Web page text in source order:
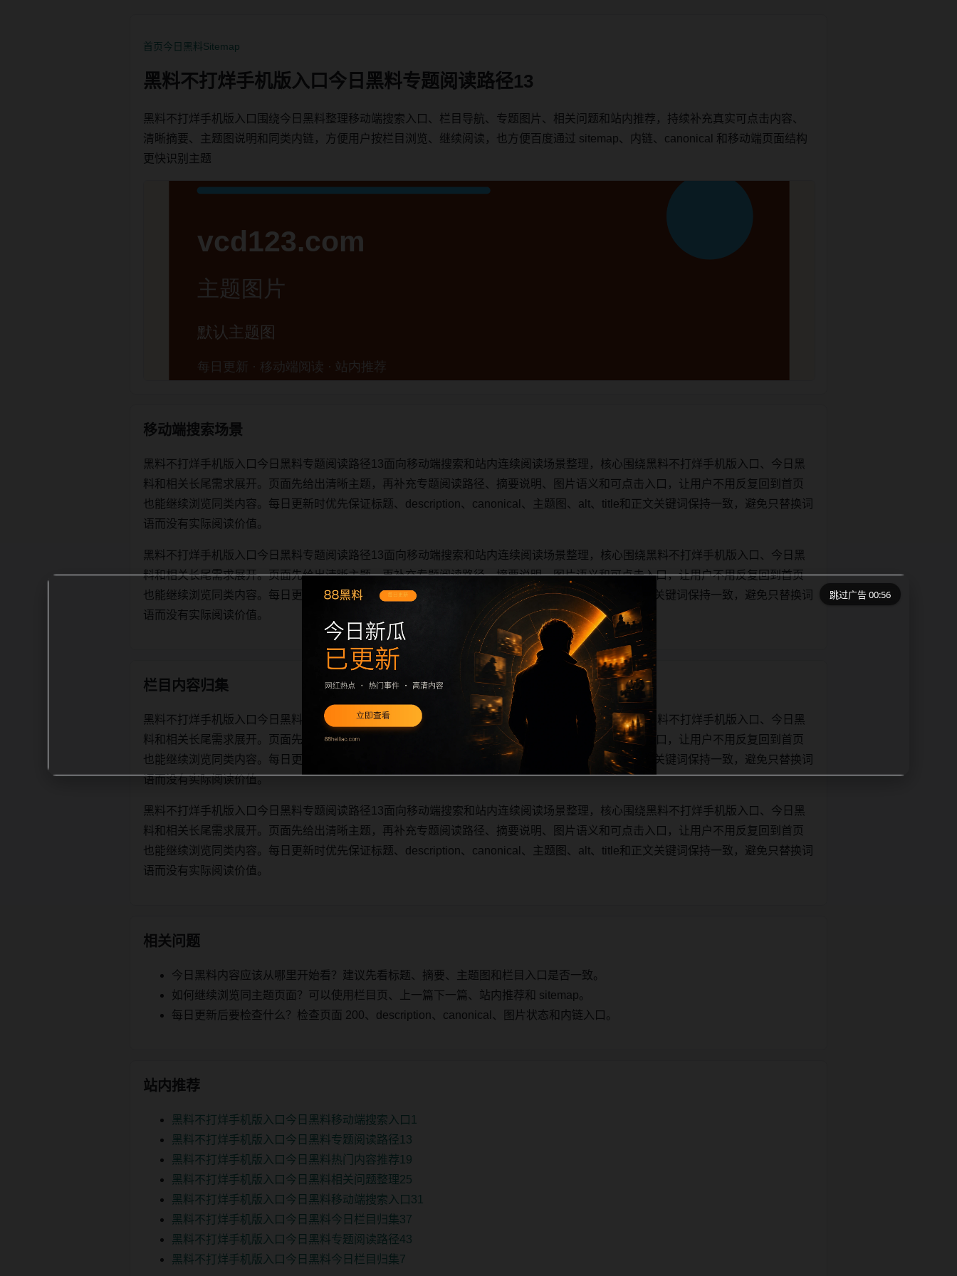
首页今日黑料Sitemap
黑料不打烊手机版入口今日黑料专题阅读路径13
黑料不打烊手机版入口围绕今日黑料整理移动端搜索入口、栏目导航、专题图片、相关问题和站内推荐，持续补充真实可点击内容、
清晰摘要、主题图说明和同类内链，方便用户按栏目浏览、继续阅读，也方便百度通过 sitemap、内链、canonical 和移动端页面结构
更快识别主题
移动端搜索场景
黑料不打烊手机版入口今日黑料专题阅读路径13面向移动端搜索和站内连续阅读场景整理，核心围绕黑料不打烊手机版入口、今日黑
料和相关长尾需求展开。页面先给出清晰主题，再补充专题阅读路径、摘要说明、图片语义和可点击入口，让用户不用反复回到首页
也能继续浏览同类内容。每日更新时优先保证标题、description、canonical、主题图、alt、title和正文关键词保持一致，避免只替换词
语而没有实际阅读价值。
黑料不打烊手机版入口今日黑料专题阅读路径13面向移动端搜索和站内连续阅读场景整理，核心围绕黑料不打烊手机版入口、今日黑
料和相关长尾需求展开。页面先给出清晰主题，再补充专题阅读路径、摘要说明、图片语义和可点击入口，让用户不用反复回到首页
也能继续浏览同类内容。每日更新时优先保证标题、description、canonical、主题图、alt、title和正文关键词保持一致，避免只替换词
语而没有实际阅读价值。
栏目内容归集
黑料不打烊手机版入口今日黑料专题阅读路径13面向移动端搜索和站内连续阅读场景整理，核心围绕黑料不打烊手机版入口、今日黑
料和相关长尾需求展开。页面先给出清晰主题，再补充专题阅读路径、摘要说明、图片语义和可点击入口，让用户不用反复回到首页
也能继续浏览同类内容。每日更新时优先保证标题、description、canonical、主题图、alt、title和正文关键词保持一致，避免只替换词
语而没有实际阅读价值。
黑料不打烊手机版入口今日黑料专题阅读路径13面向移动端搜索和站内连续阅读场景整理，核心围绕黑料不打烊手机版入口、今日黑
料和相关长尾需求展开。页面先给出清晰主题，再补充专题阅读路径、摘要说明、图片语义和可点击入口，让用户不用反复回到首页
也能继续浏览同类内容。每日更新时优先保证标题、description、canonical、主题图、alt、title和正文关键词保持一致，避免只替换词
语而没有实际阅读价值。
相关问题
今日黑料内容应该从哪里开始看？建议先看标题、摘要、主题图和栏目入口是否一致。
如何继续浏览同主题页面？可以使用栏目页、上一篇下一篇、站内推荐和 sitemap。
每日更新后要检查什么？检查页面 200、description、canonical、图片状态和内链入口。
站内推荐
黑料不打烊手机版入口今日黑料移动端搜索入口1
黑料不打烊手机版入口今日黑料专题阅读路径13
黑料不打烊手机版入口今日黑料热门内容推荐19
黑料不打烊手机版入口今日黑料相关问题整理25
黑料不打烊手机版入口今日黑料移动端搜索入口31
黑料不打烊手机版入口今日黑料今日栏目归集37
黑料不打烊手机版入口今日黑料专题阅读路径43
黑料不打烊手机版入口今日黑料今日栏目归集7
跳过广告 00:56